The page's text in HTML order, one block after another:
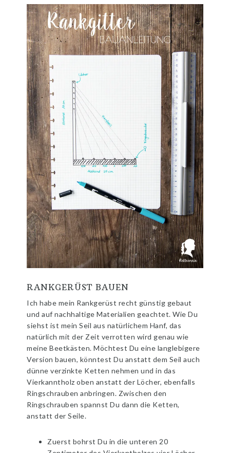
RANKGERÜST BAUEN
Ich habe mein Rankgerüst recht günstig gebaut
und auf nachhaltige Materialien geachtet. Wie Du
siehst ist mein Seil aus natürlichem Hanf, das
natürlich mit der Zeit verrotten wird genau wie
meine Beetkästen. Möchtest Du eine langlebigere
Version bauen, könntest Du anstatt dem Seil auch
dünne verzinkte Ketten nehmen und in das
Vierkanntholz oben anstatt der Löcher, ebenfalls
Ringschrauben anbringen. Zwischen den
Ringschrauben spannst Du dann die Ketten,
anstatt der Seile.
Zuerst bohrst Du in die unteren 20